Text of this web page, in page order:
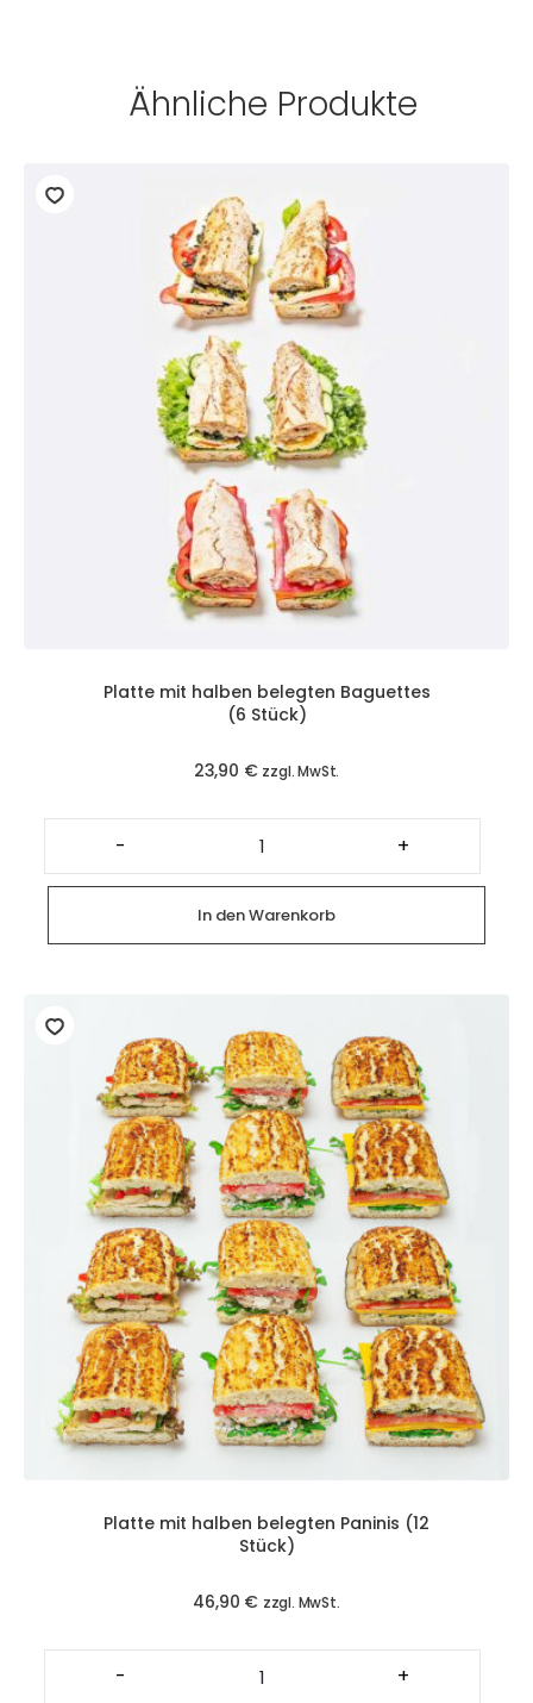
Ähnliche Produkte
Platte mit halben belegten Baguettes
(6 Stück)
23,90 € zzgl. MwSt.
-
Platte
mit
halben
belegten
Baguettes
(6
Stück)
Menge
+
In den Warenkorb
Platte mit halben belegten Paninis (12
Stück)
46,90 € zzgl. MwSt.
-
Platte
mit
halben
+